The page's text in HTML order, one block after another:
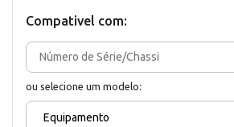
Compativel com:
ou selecione um modelo:
Equipamento